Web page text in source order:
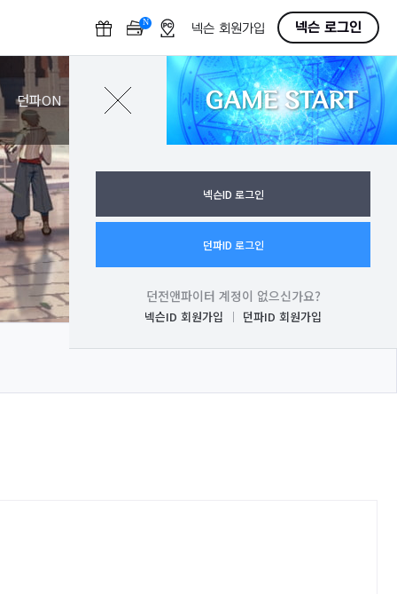
N
F
넥슨 회원가입 넥슨 로그인
던파ON GAME START
로그인
넥슨ID 로그인
던파ID 로그인
던전앤파이터 계정이 없으신가요?
넥슨ID 회원가입 던파ID 회원가입